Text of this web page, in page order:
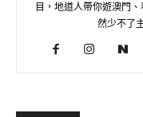
目，地道人帶你遊澳門
然少不了